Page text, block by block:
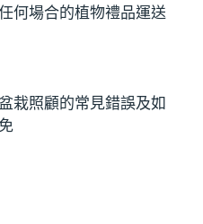
何場合的植物禮品運送
栽照顧的常見錯誤及如